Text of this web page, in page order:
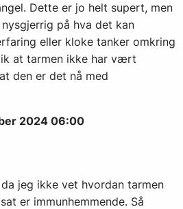
Dette er jo helt supert, men
på hva det kan
eller kloke tanker omkring
at tarmen ikke har vært
den er det nå med
2024 06:00
jeg ikke vet hvordan tarmen
er immunhemmende. Så